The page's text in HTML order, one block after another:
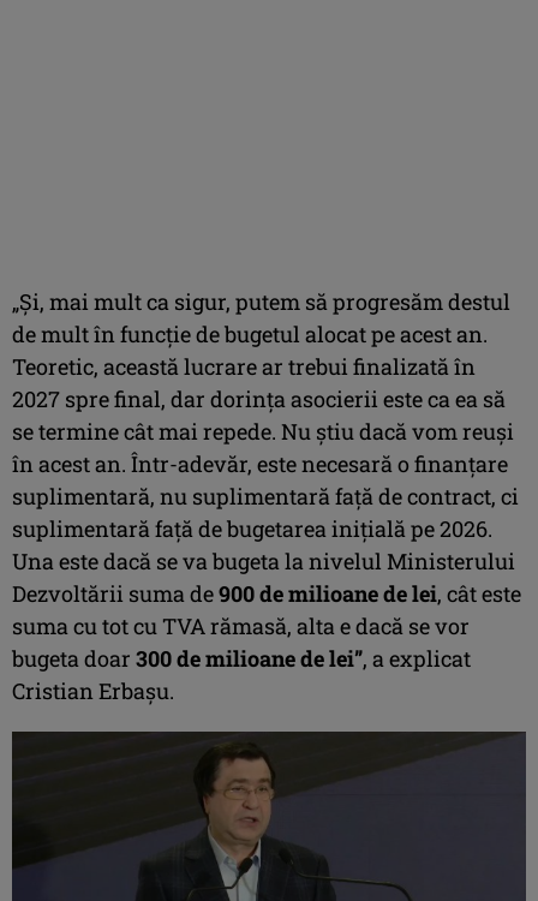
„Și, mai mult ca sigur, putem să progresăm destul
de mult în funcție de bugetul alocat pe acest an.
Teoretic, această lucrare ar trebui finalizată în
2027 spre final, dar dorința asocierii este ca ea să
se termine cât mai repede. Nu știu dacă vom reuși
în acest an. Într-adevăr, este necesară o finanțare
suplimentară, nu suplimentară față de contract, ci
suplimentară față de bugetarea inițială pe 2026.
Una este dacă se va bugeta la nivelul Ministerului
Dezvoltării suma de900 de milioane de lei, cât este
suma cu tot cu TVA rămasă, alta e dacă se vor
bugeta doar 300 de milioane de lei”, a explicat
Cristian Erbașu.